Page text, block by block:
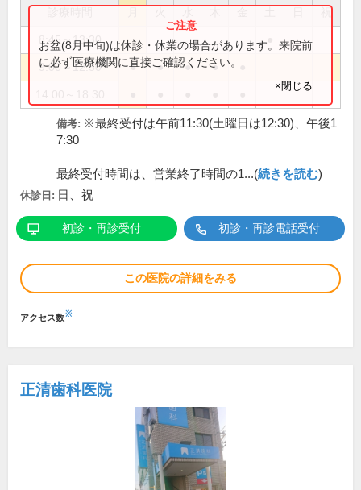
祝
8:45～13:30
9:00～12:30 ● ● ● ●
お盆(8月中旬)は休診・休業の場合があります。来院前
に必ず医療機関に直接ご確認ください。
×閉じる
備考: ※最終受付は午前11:30(土曜日は12:30)、午後1
7:30
最終受付時間は、営業終了時間の1...(続きを読む)
休診日: 日、祝
初診・再診受付 初診・再診電話受付
この医院の詳細をみる
アクセス数※
正清歯科医院